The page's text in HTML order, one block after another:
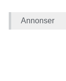
Annonser